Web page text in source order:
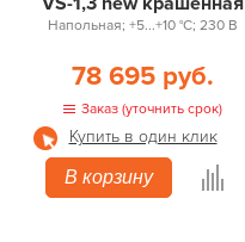
Напольная; +5...+10 °С; 230 В
78 695 руб.
Заказ (уточнить срок)
Купить в один клик
В корзину